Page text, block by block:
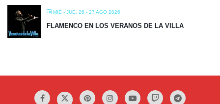
MIÉ - JUE, 26 - 27 AGO 2026
FLAMENCO EN LOS VERANOS DE LA VILLA